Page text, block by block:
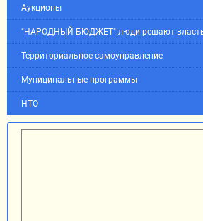
Аукционы
"НАРОДНЫЙ БЮДЖЕТ":люди решают-власть
Территориальное самоуправление
Муниципальные программы
НТО